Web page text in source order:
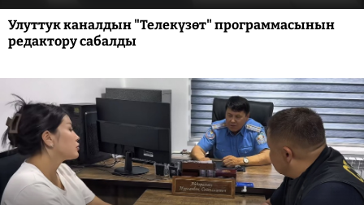
Улуттук каналдын "Телекүзөт" программасынын
редактору сабалды